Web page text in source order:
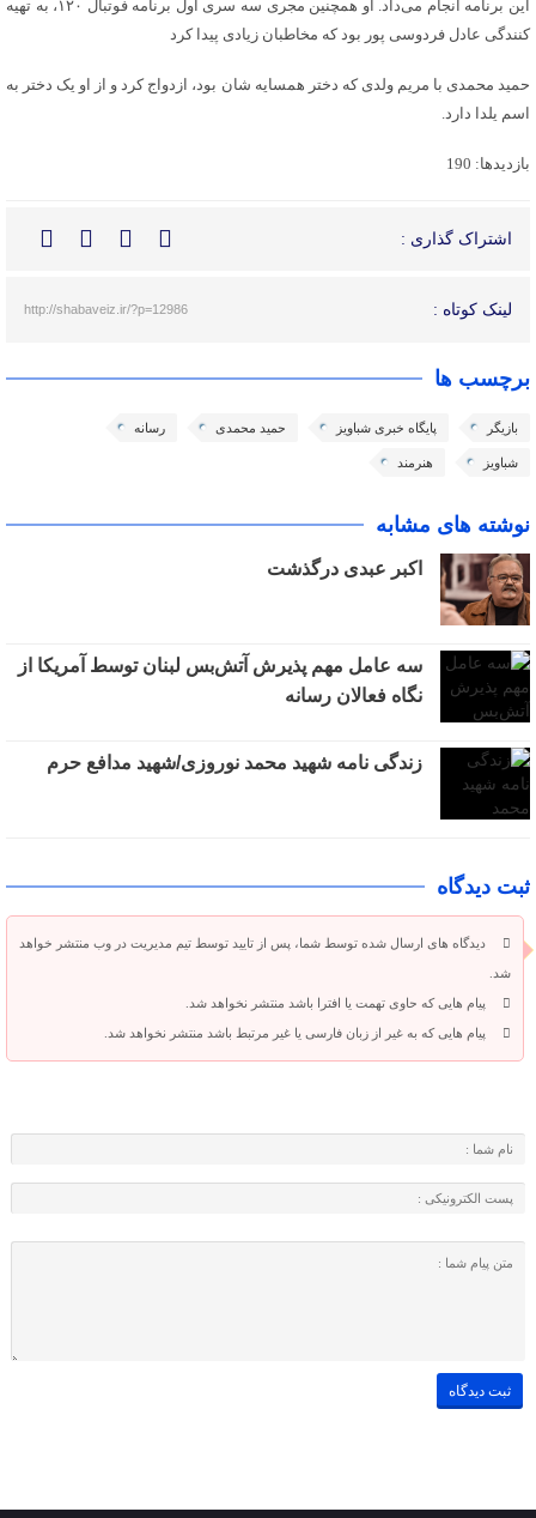
این برنامه انجام می‌داد. او همچنین مجری سه سری اول برنامه فوتبال ۱۲۰، به تهیه
کنندگی عادل فردوسی پور بود که مخاطبان زیادی پیدا کرد
حمید محمدی با مریم ولدی که دختر همسایه شان بود، ازدواج کرد و از او یک دختر به
اسم یلدا دارد.
بازدیدها: 190
اشتراک گذاری :
لینک کوتاه : http://shabaveiz.ir/?p=12986
برچسب ها
بازیگر پایگاه خبری شباویز حمید محمدی رسانه
شباویز هنرمند
نوشته های مشابه
اکبر عبدی درگذشت
سه عامل مهم پذیرش آتش‌بس لبنان توسط آمریکا از
نگاه فعالان رسانه
زندگی نامه شهید محمد نوروزی/شهید مدافع حرم
ثبت دیدگاه
دیدگاه های ارسال شده توسط شما، پس از تایید توسط تیم مدیریت در وب منتشر خواهد
شد.
پیام هایی که حاوی تهمت یا افترا باشد منتشر نخواهد شد.
پیام هایی که به غیر از زبان فارسی یا غیر مرتبط باشد منتشر نخواهد شد.